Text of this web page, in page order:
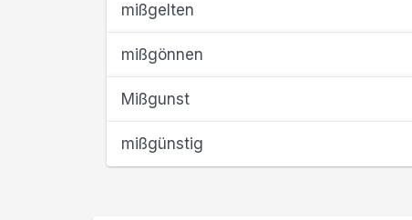
mißgelten
mißgönnen
Mißgunst
mißgünstig